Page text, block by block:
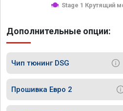
Stage 1 Крутящий
Дополнительные опции:
Чип тюнинг DSG
Прошивка Евро 2